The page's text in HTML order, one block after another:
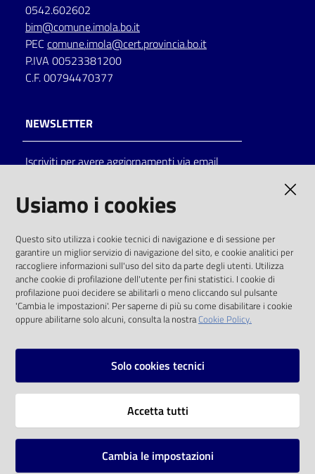
su
on line
Eventi
Chiedi al
bibliotecario
Avvisi
0542.602602
bim@comune.imola.bo.it
PEC comune.imola@cert.provincia.bo.it
P.IVA 00523381200
C.F. 00794470377
NEWSLETTER
Iscriviti per avere aggiornamenti via email
solo alle condizioni previste dalla direttiva
comunitaria 2003/98/CE e dal d.lgs. 36/2006
SOCIAL
Instagram
Vai alla pagina
Usiamo i cookies
Questo sito utilizza i cookie tecnici di navigazione e di sessione per
garantire un miglior servizio di navigazione del sito, e cookie analitici per
raccogliere informazioni sull'uso del sito da parte degli utenti. Utilizza
anche cookie di profilazione dell'utente per fini statistici. I cookie di
profilazione puoi decidere se abilitarli o meno cliccando sul pulsante
'Cambia le impostazioni'. Per saperne di più su come disabilitare i cookie
oppure abilitarne solo alcuni, consulta la nostraCookie Policy.
Solo cookies tecnici
Accetta tutti
Cambia le impostazioni